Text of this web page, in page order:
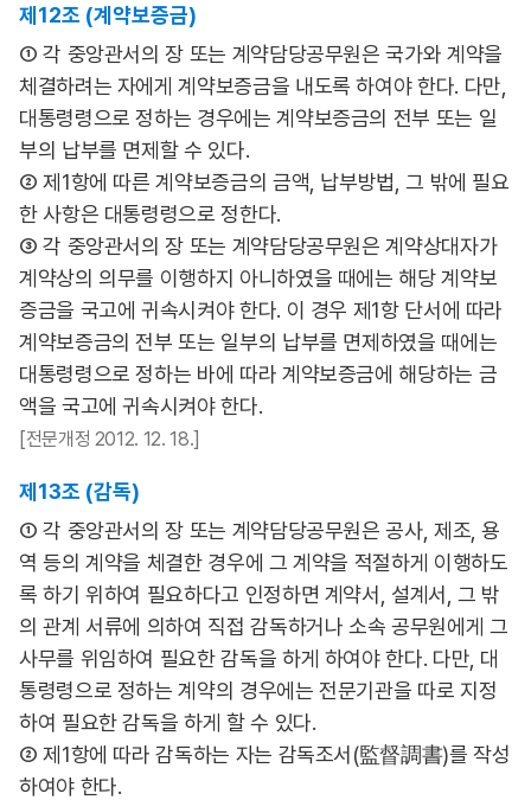
제12조 (계약보증금)
① 각 중앙관서의 장 또는 계약담당공무원은 국가와 계약을
체결하려는 자에게 계약보증금을 내도록 하여야 한다. 다만,
대통령령으로 정하는 경우에는 계약보증금의 전부 또는 일
부의 납부를 면제할 수 있다.
② 제1항에 따른 계약보증금의 금액, 납부방법, 그 밖에 필요
한 사항은 대통령령으로 정한다.
③ 각 중앙관서의 장 또는 계약담당공무원은 계약상대자가
계약상의 의무를 이행하지 아니하였을 때에는 해당 계약보
증금을 국고에 귀속시켜야 한다. 이 경우 제1항 단서에 따라
계약보증금의 전부 또는 일부의 납부를 면제하였을 때에는
대통령령으로 정하는 바에 따라 계약보증금에 해당하는 금
액을 국고에 귀속시켜야 한다.
[전문개정 2012. 12. 18.]
제13조 (감독)
① 각 중앙관서의 장 또는 계약담당공무원은 공사, 제조, 용
역 등의 계약을 체결한 경우에 그 계약을 적절하게 이행하도
록 하기 위하여 필요하다고 인정하면 계약서, 설계서, 그 밖
의 관계 서류에 의하여 직접 감독하거나 소속 공무원에게 그
사무를 위임하여 필요한 감독을 하게 하여야 한다. 다만, 대
통령령으로 정하는 계약의 경우에는 전문기관을 따로 지정
하여 필요한 감독을 하게 할 수 있다.
② 제1항에 따라 감독하는 자는 감독조서(監督調書)를 작성
하여야 한다.